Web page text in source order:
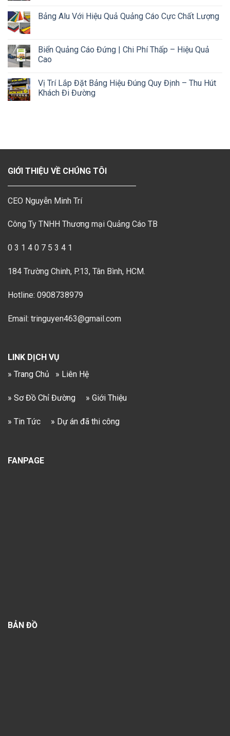
Bảng Alu Với Hiệu Quả Quảng Cáo Cực Chất Lượng
Biển Quảng Cáo Đứng | Chi Phí Thấp – Hiệu Quả
Cao
Vị Trí Lắp Đặt Bảng Hiệu Đúng Quy Định – Thu Hút
Khách Đi Đường
GIỚI THIỆU VỀ CHÚNG TÔI
CEO Nguyễn Minh Trí
Công Ty TNHH Thương mại Quảng Cáo TB
0 3 1 4 0 7 5 3 4 1
184 Trường Chinh, P.13, Tân Bình, HCM.
Hotline: 0908738979
Email: tringuyen463@gmail.com
LINK DỊCH VỤ
» Trang Chủ
» Liên Hệ
» Sơ Đồ Chỉ Đường » Giới Thiệu
» Tin Tức » Dự án đã thi công
FANPAGE
BẢN ĐỒ